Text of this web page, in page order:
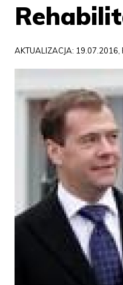
AKTUALIZACJA: 19.07.2016,